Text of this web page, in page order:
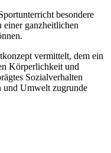
besondere
einer ganzheitlichen
vermittelt, dem ein
Körperlichkeit und
Sozialverhalten
und Umwelt zugrunde